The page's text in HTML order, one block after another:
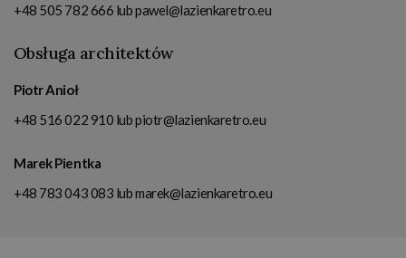
+48 505 782 666 lubpawel@lazienkaretro.eu
Obsługa architektów
Piotr Anioł
+48 516 022 910 lubpiotr@lazienkaretro.eu
Marek Pientka
+48 783 043 083 lubmarek@lazienkaretro.eu